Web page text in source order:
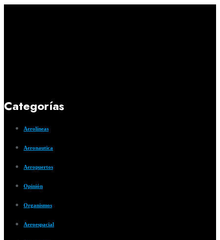
Categorías
Aerolíneas
Aeronautica
Aeropuertos
Opinión
Organismos
Aeroespacial